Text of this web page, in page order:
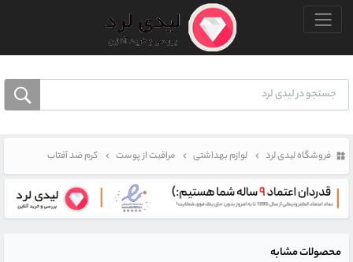
منو بالا
فروشگاه لیدی لرد لوازم بهداشتی مراقبت از پوست کرم ضد آفتاب
محصولات مشابه